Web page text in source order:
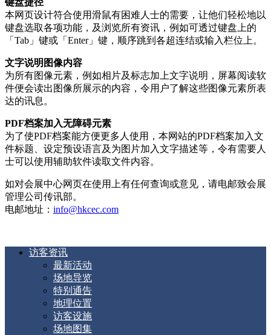
本网页设计符合使用滑鼠有困难人士的需要，让他们轻松地以
键盘选取各项功能，及浏览所有资讯，例如可透过键盘上的
「Tab」键或「Enter」键，顺序跳到各超连结或输入栏位上。
文字说明图像内容
为所有图像元素，例如相片及标志加上文字说明，屏幕阅读软
件便会读出图像所展示的内容，令用户了解这些图像元素所表
达的讯息。
PDF档案加入无障碍元素
为了使PDF档案能方便更多人使用，本网站的PDF档案加入文
件标题、设定预设语言及为图片加入文字描述等，令有需要人
士可以使用辅助软件读取文件内容。
如对会展中心网页在使用上有任何查询或意见，请电邮致会展
管理公司传讯部。
电邮地址： info@hkcec.com
访客资讯
最新活动
场地导览
特别通告
地理位置
访客设施
场地图集